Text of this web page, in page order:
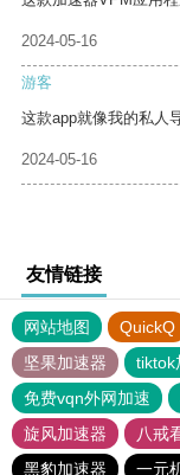
2024-05-16
游客
这款app就像我的私人
2024-05-16
友情链接
网站地图 QuickQ
坚果加速器
tiktok
免费vqn外网加速
旋风加速器
八戒
黑豹加速器
一元